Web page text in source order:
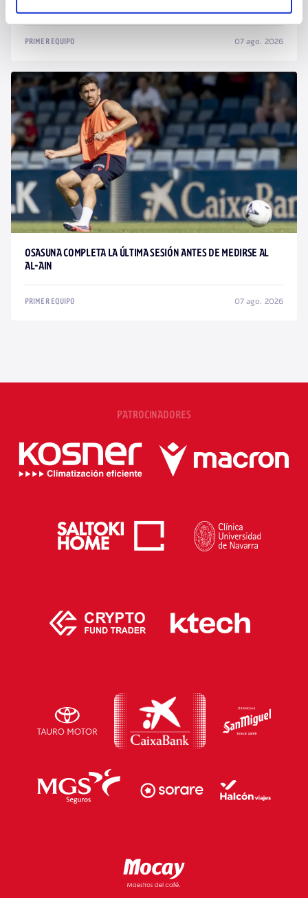
PRIMER EQUIPO 07 ago. 2026
OSASUNA COMPLETA LA ÚLTIMA SESIÓN ANTES DE MEDIRSE AL
AL-AIN
PRIMER EQUIPO 07 ago. 2026
PATROCINADORES